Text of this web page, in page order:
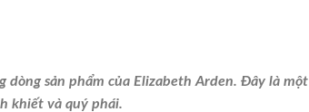
dòng sản phẩm của Elizabeth Arden. Đây là một
khiết và quý phái.